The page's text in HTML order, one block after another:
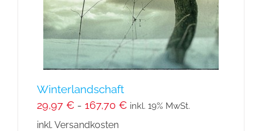
der
Produktseite
gewählt
werden
Winterlandschaft
29,97 € - 167,70 € inkl. 19% MwSt.
inkl. Versandkosten